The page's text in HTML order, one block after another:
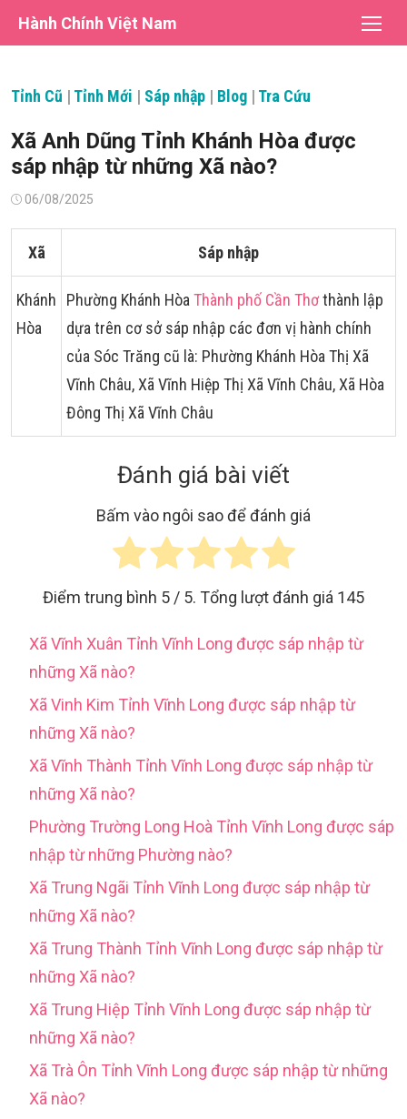
Hành Chính Việt Nam
Tỉnh Cũ | Tỉnh Mới | Sáp nhập | Blog | Tra Cứu
Xã Anh Dũng Tỉnh Khánh Hòa được
sáp nhập từ những Xã nào?
Đăng06/08/2025
Xã Sáp nhập
Khánh
Hòa
Phường Khánh Hòa Thành phố Cần Thơthành lập
dựa trên cơ sở sáp nhập các đơn vị hành chính
của Sóc Trăng cũ là: Phường Khánh Hòa Thị Xã
Vĩnh Châu, Xã Vĩnh Hiệp Thị Xã Vĩnh Châu, Xã Hòa
Đông Thị Xã Vĩnh Châu
Đánh giá bài viết
Bấm vào ngôi sao để đánh giá
Điểm trung bình 5 / 5. Tổng lượt đánh giá 145
Xã Vĩnh Xuân Tỉnh Vĩnh Long được sáp nhập từ
những Xã nào?
Xã Vinh Kim Tỉnh Vĩnh Long được sáp nhập từ
những Xã nào?
Xã Vĩnh Thành Tỉnh Vĩnh Long được sáp nhập từ
những Xã nào?
Phường Trường Long Hoà Tỉnh Vĩnh Long được sáp
nhập từ những Phường nào?
Xã Trung Ngãi Tỉnh Vĩnh Long được sáp nhập từ
những Xã nào?
Xã Trung Thành Tỉnh Vĩnh Long được sáp nhập từ
những Xã nào?
Xã Trung Hiệp Tỉnh Vĩnh Long được sáp nhập từ
những Xã nào?
Xã Trà Ôn Tỉnh Vĩnh Long được sáp nhập từ những
Xã nào?